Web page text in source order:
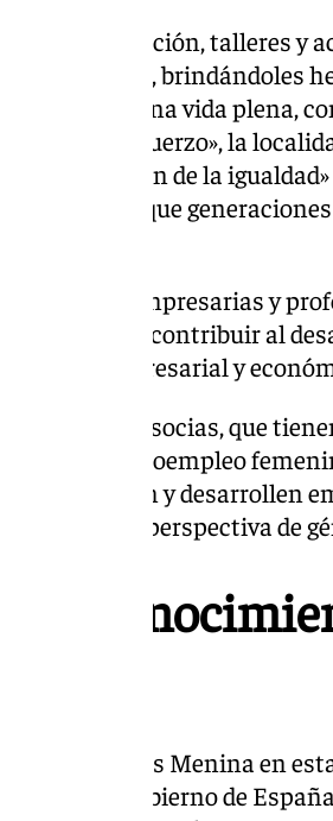
de formación, talleres
mujeres, brindándoles
desarrollar una vida plena,
a su esfuerzo», la
la promoción de la
para que
de empresarias y
con el fin de contribuir al
tejido empresarial y
más de 250 socias, que
y el autoempleo
innoven y desarrollen
una clara perspectiva de
de
de los Premios Menina en
del Gobierno de